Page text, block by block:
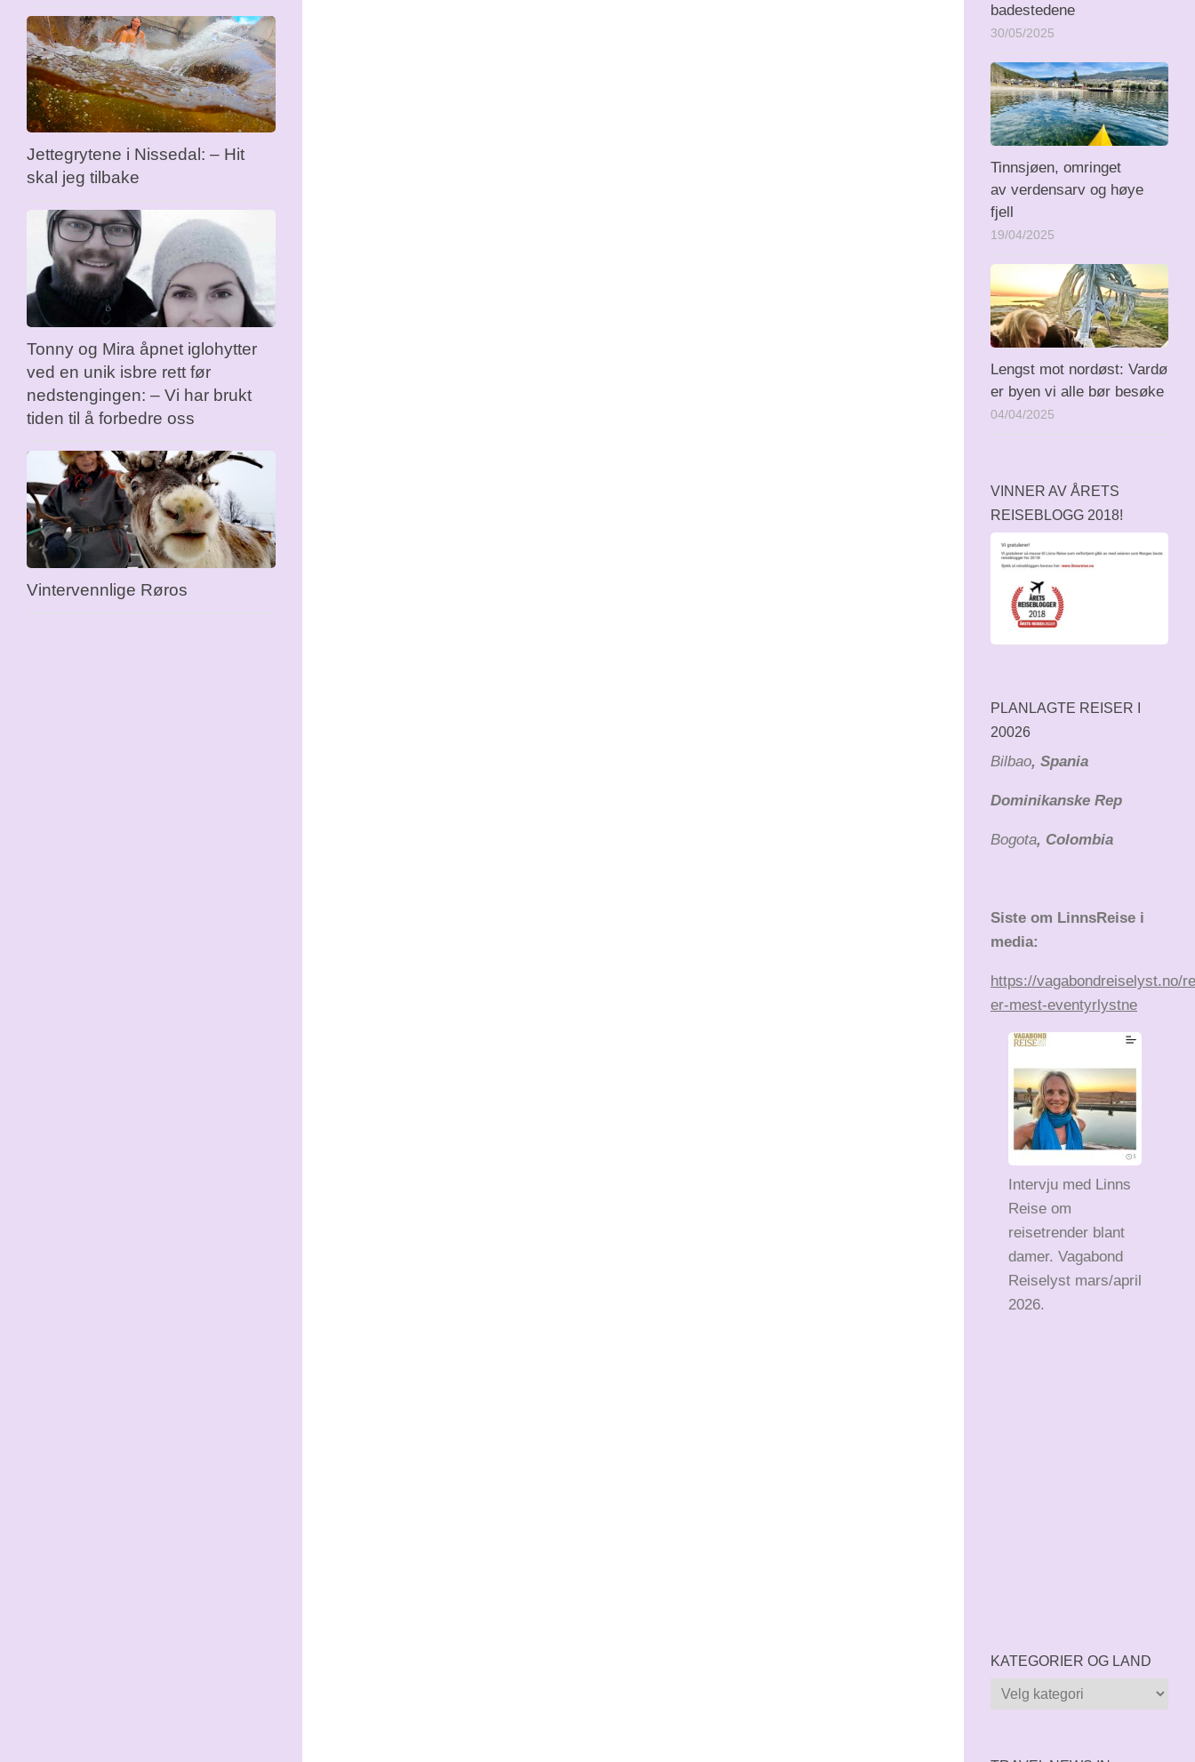
Jettegrytene i Nissedal: – Hit
skal jeg tilbake
Tonny og Mira åpnet iglohytter
ved en unik isbre rett før
nedstengingen: – Vi har brukt
tiden til å forbedre oss
Vintervennlige Røros
badestedene
30/05/2025
Tinnsjøen, omringet
av verdensarv og høye
fjell
19/04/2025
Lengst mot nordøst: Vardø
er byen vi alle bør besøke
04/04/2025
VINNER AV ÅRETS
REISEBLOGG 2018!
PLANLAGTE REISER I
20026
Bilbao, Spania
Dominikanske Rep
Bogota, Colombia
Siste om LinnsReise i
media:
https://vagabondreiselyst.no/
er-mest-eventyrlystne
Intervju med Linns
Reise om
reisetrender blant
damer. Vagabond
Reiselyst mars/april
2026.
KATEGORIER OG LAND
Kategorier